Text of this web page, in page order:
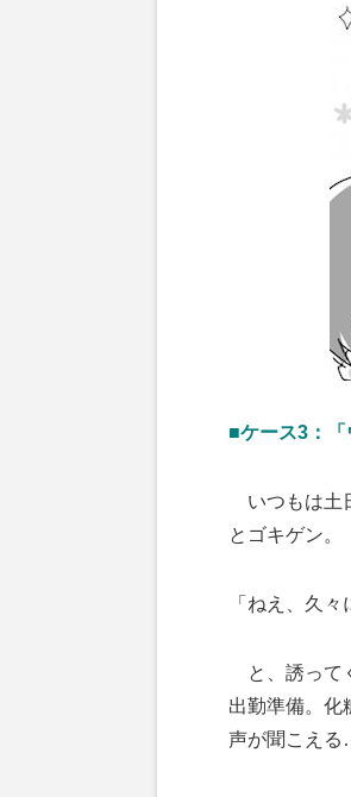
■ケース3：「
いつもは土
とゴキゲン。
「ねえ、久
と、誘って
出勤準備。化
声が聞こえ